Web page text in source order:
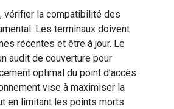
vérifier la compatibilité des
Les terminaux doivent
récentes et être à jour. Le
audit de couverture pour
optimal du point d’accès
vise à maximiser la
en limitant les points morts.